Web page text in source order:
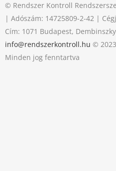
© Rendszer Kontroll
| Adószám: 14725809-2-42 |
Cím: 1071 Budapest,
info@rendszerkontroll.hu ©
Minden jog fenntartva